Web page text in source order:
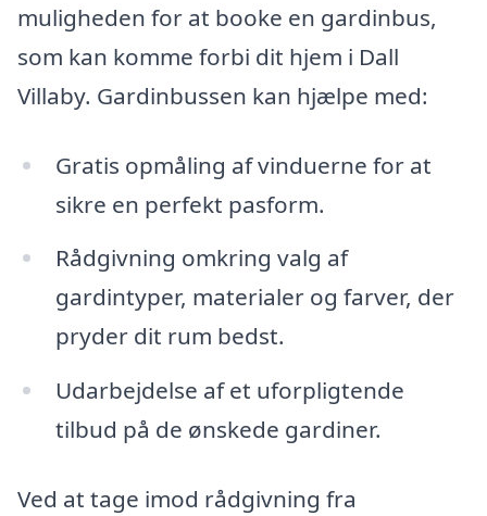
muligheden for at booke en gardinbus,
som kan komme forbi dit hjem i Dall
Villaby. Gardinbussen kan hjælpe med:
Gratis opmåling af vinduerne for at
sikre en perfekt pasform.
Rådgivning omkring valg af
gardintyper, materialer og farver, der
pryder dit rum bedst.
Udarbejdelse af et uforpligtende
tilbud på de ønskede gardiner.
Ved at tage imod rådgivning fra